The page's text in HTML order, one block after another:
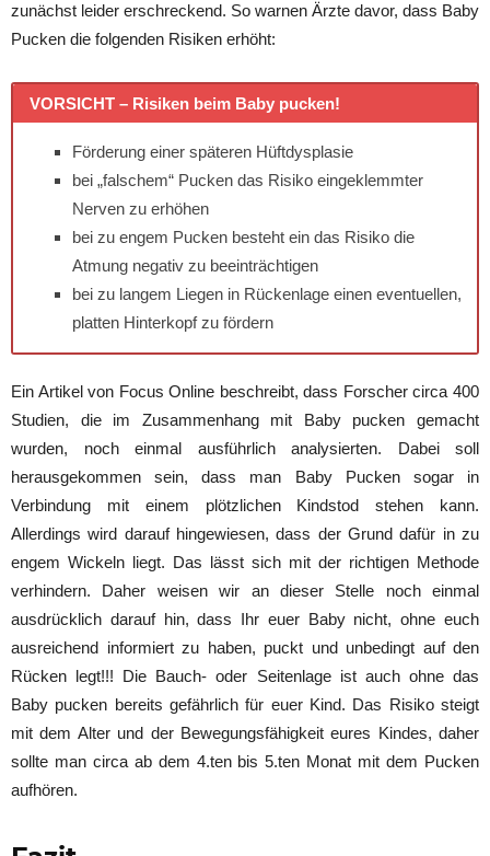
zunächst leider erschreckend. So warnen Ärzte davor, dass Baby
Pucken die folgenden Risiken erhöht:
VORSICHT – Risiken beim Baby pucken!
Förderung einer späteren Hüftdysplasie
bei „falschem“ Pucken das Risiko eingeklemmter
Nerven zu erhöhen
bei zu engem Pucken besteht ein das Risiko die
Atmung negativ zu beeinträchtigen
bei zu langem Liegen in Rückenlage einen eventuellen,
platten Hinterkopf zu fördern
Ein Artikel von Focus Online beschreibt, dass Forscher circa 400
Studien, die im Zusammenhang mit Baby pucken gemacht
wurden, noch einmal ausführlich analysierten. Dabei soll
herausgekommen sein, dass man Baby Pucken sogar in
Verbindung mit einem plötzlichen Kindstod stehen kann.
Allerdings wird darauf hingewiesen, dass der Grund dafür in zu
engem Wickeln liegt. Das lässt sich mit der richtigen Methode
verhindern. Daher weisen wir an dieser Stelle noch einmal
ausdrücklich darauf hin, dass Ihr euer Baby nicht, ohne euch
ausreichend informiert zu haben, puckt und unbedingt auf den
Rücken legt!!! Die Bauch- oder Seitenlage ist auch ohne das
Baby pucken bereits gefährlich für euer Kind. Das Risiko steigt
mit dem Alter und der Bewegungsfähigkeit eures Kindes, daher
sollte man circa ab dem 4.ten bis 5.ten Monat mit dem Pucken
aufhören.